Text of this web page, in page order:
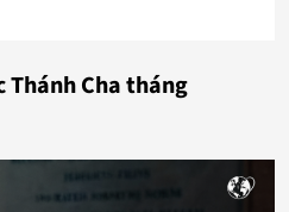
Thánh Cha tháng